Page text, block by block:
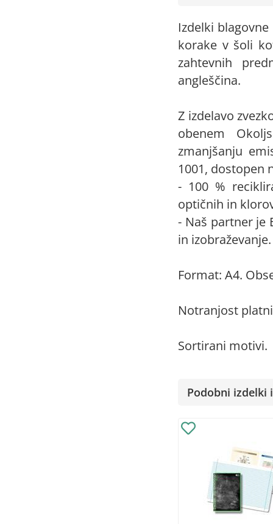
Izdelki
korake v šoli
zahtevnih
angleščina.
Z izdelavo
obenem
zmanjšanju
1001, dostopen
- 100 %
optičnih in
- Naš partner je
in izobraževanje.
Format: A4.
Notranjost
Sortirani motivi.
Podobni izdelki